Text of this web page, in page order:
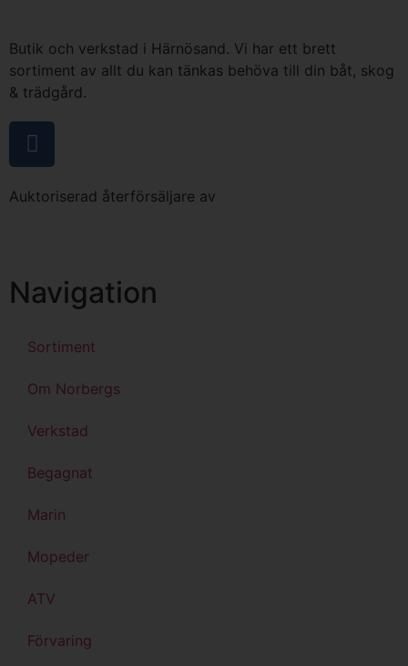
Butik och verkstad i Härnösand. Vi har ett brett
sortiment av allt du kan tänkas behöva till din båt, skog
& trädgård.
Auktoriserad återförsäljare av
Navigation
Sortiment
Om Norbergs
Verkstad
Begagnat
Marin
Mopeder
ATV
Förvaring